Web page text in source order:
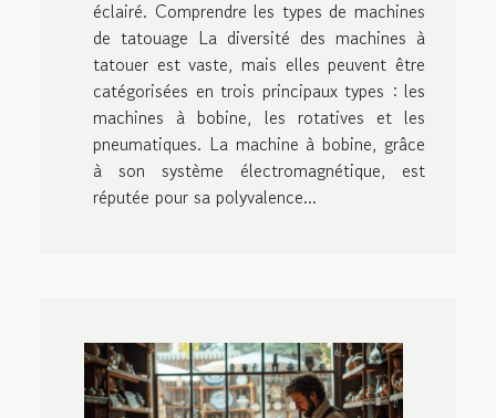
éclairé. Comprendre les types de machines
de tatouage La diversité des machines à
tatouer est vaste, mais elles peuvent être
catégorisées en trois principaux types : les
machines à bobine, les rotatives et les
pneumatiques. La machine à bobine, grâce
à son système électromagnétique, est
réputée pour sa polyvalence...